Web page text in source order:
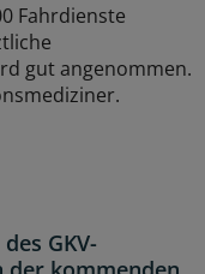
Fahrdienste
gut angenommen.
GKV-